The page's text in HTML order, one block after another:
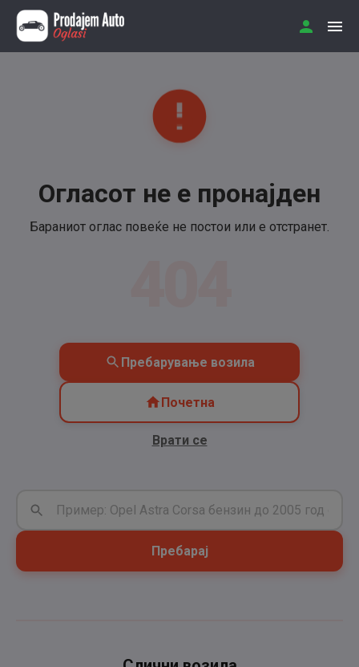
Огласот не е пронајден
Бараниот оглас повеќе не постои или е отстранет.
Пребарување возила
Почетна
Врати се
Пребарај